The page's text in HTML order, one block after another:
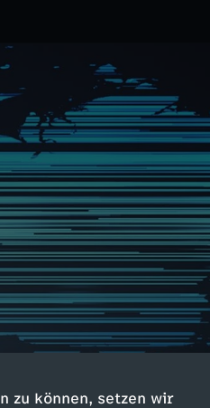
zu können, setzen wir